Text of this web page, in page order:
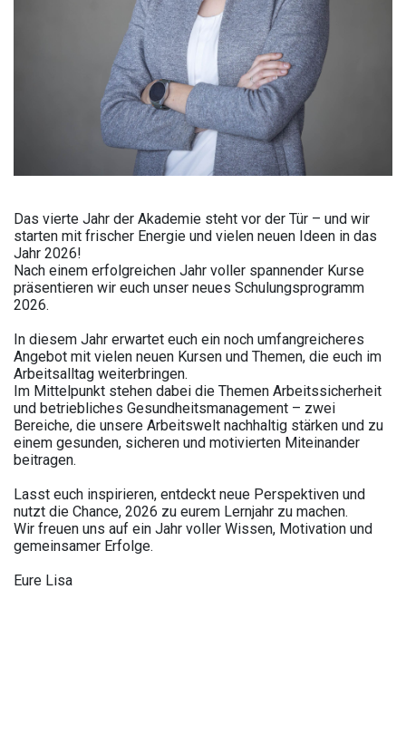
Das vierte Jahr der Akademie steht vor der Tür – und wir
starten mit frischer Energie und vielen neuen Ideen in das
Jahr 2026!
Nach einem erfolgreichen Jahr voller spannender Kurse
präsentieren wir euch unser neues Schulungsprogramm
2026.
In diesem Jahr erwartet euch ein noch umfangreicheres
Angebot mit vielen neuen Kursen und Themen, die euch im
Arbeitsalltag weiterbringen.
Im Mittelpunkt stehen dabei die Themen Arbeitssicherheit
und betriebliches Gesundheitsmanagement – zwei
Bereiche, die unsere Arbeitswelt nachhaltig stärken und zu
einem gesunden, sicheren und motivierten Miteinander
beitragen.
Lasst euch inspirieren, entdeckt neue Perspektiven und
nutzt die Chance, 2026 zu eurem Lernjahr zu machen.
Wir freuen uns auf ein Jahr voller Wissen, Motivation und
gemeinsamer Erfolge.
Eure Lisa